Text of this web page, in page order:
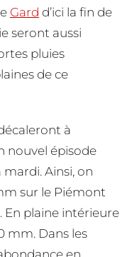
Gard d’ici la fin de
seront aussi
pluies
de ce
à
nouvel épisode
mardi. Ainsi, on
sur le Piémont
En plaine intérieure
mm. Dans les
en